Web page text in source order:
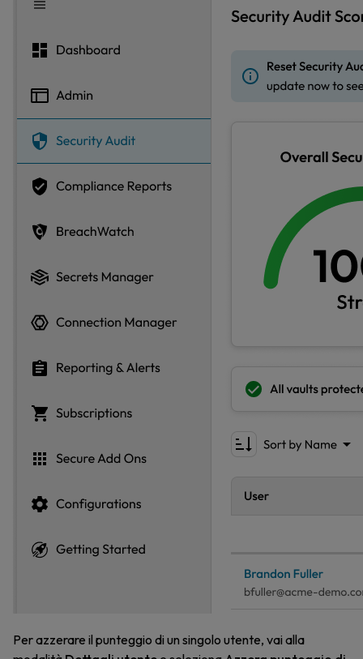
Per azzerare il punteggio di un singolo utente, vai alla